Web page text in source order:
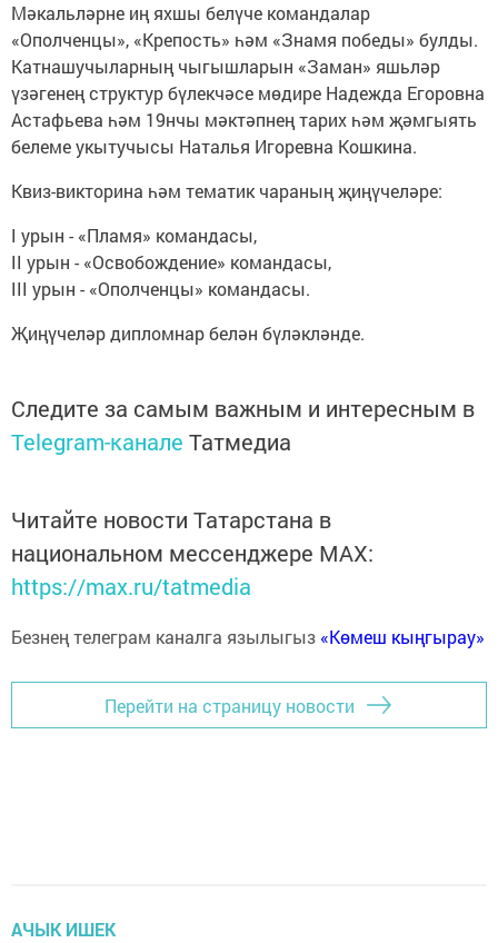
Мәкальләрне иң яхшы белүче командалар
«Ополченцы», «Крепость» һәм «Знамя победы» булды.
Катнашучыларның чыгышларын «Заман» яшьләр
үзәгенең структур бүлекчәсе мөдире Надежда Егоровна
Астафьева һәм 19нчы мәктәпнең тарих һәм җәмгыять
белеме укытучысы Наталья Игоревна Кошкина.
Квиз-викторина һәм тематик чараның җиңүчеләре:
I урын - «Пламя» командасы,
II урын - «Освобождение» командасы,
III урын - «Ополченцы» командасы.
Җиңүчеләр дипломнар белән бүләкләнде.
Следите за самым важным и интересным в
Telegram-канале Татмедиа
Читайте новости Татарстана в
национальном мессенджере MАХ:
https://max.ru/tatmedia
Безнең телеграм каналга язылыгыз «Көмеш кыңгырау»
Перейти на страницу новости
АЧЫК ИШЕК